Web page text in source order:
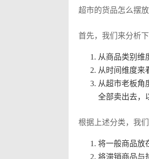
超市的货品怎么摆
首先，我们来分析
从商品类别维
从时间维度来
从超市老板角
全部卖出去，
根据上述分类，我
将一般商品放
将滞销商品与